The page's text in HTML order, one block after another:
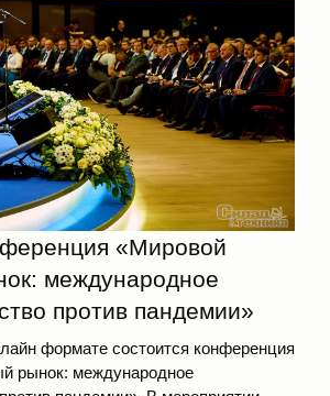
«Мировой
международное
против пандемии»
формате состоится конференция
рынок: международное